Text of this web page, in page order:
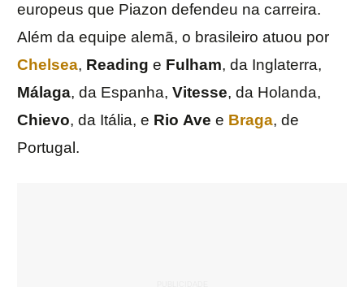
europeus que Piazon defendeu na carreira.
Além da equipe alemã, o brasileiro atuou por
Chelsea, Reading e Fulham, da Inglaterra,
Málaga, da Espanha, Vitesse, da Holanda,
Chievo, da Itália, e Rio Ave e Braga, de
Portugal.